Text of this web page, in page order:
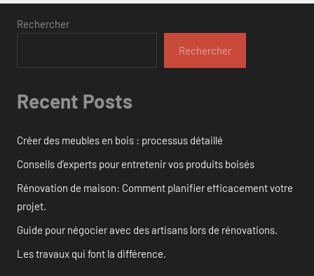
Rechercher
Rechercher
Recent Posts
Créer des meubles en bois : processus détaillé
Conseils d’experts pour entretenir vos produits boisés
Rénovation de maison: Comment planifier efficacement votre
projet.
Guide pour négocier avec des artisans lors de rénovations.
Les travaux qui font la différence.